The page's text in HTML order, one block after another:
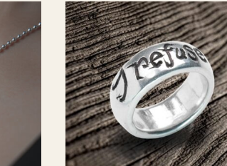
und nach weitere Motive und